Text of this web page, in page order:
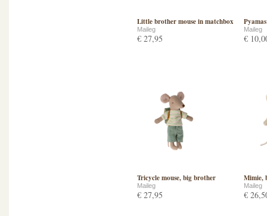
Little brother mouse in matchbox
Maileg
€ 27,95
Maileg
€
Tricycle mouse, big brother
Maileg
€ 27,95
Mimie,
Maileg
€